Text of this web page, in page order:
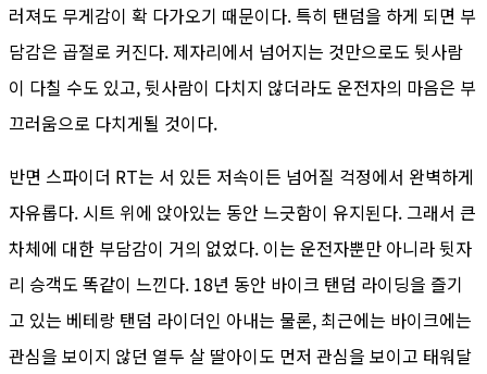
러져도 무게감이 확 다가오기 때문이다. 특히 탠덤을 하게 되면 부
담감은 곱절로 커진다. 제자리에서 넘어지는 것만으로도 뒷사람
이 다칠 수도 있고, 뒷사람이 다치지 않더라도 운전자의 마음은 부
끄러움으로 다치게될 것이다.
반면 스파이더 RT는 서 있든 저속이든 넘어질 걱정에서 완벽하게
자유롭다. 시트 위에 앉아있는 동안 느긋함이 유지된다. 그래서 큰
차체에 대한 부담감이 거의 없었다. 이는 운전자뿐만 아니라 뒷자
리 승객도 똑같이 느낀다. 18년 동안 바이크 탠덤 라이딩을 즐기
고 있는 베테랑 탠덤 라이더인 아내는 물론, 최근에는 바이크에는
관심을 보이지 않던 열두 살 딸아이도 먼저 관심을 보이고 태워달